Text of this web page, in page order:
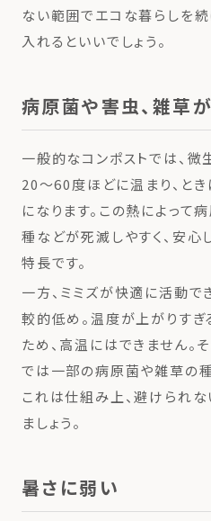
ない範囲でエコな暮らしを続
入れるといいでしょう。
病原菌や害虫、雑草
一般的なコンポストでは、
20～60度ほどに温まり、と
になります。この熱によって
種などが死滅しやすく、安心
特長です。
一方、ミミズが快適に活動
較的低め。温度が上がりすぎ
ため、高温にはできません。
では一部の病原菌や雑草の
これは仕組み上、避けられな
ましょう。
暑さに弱い